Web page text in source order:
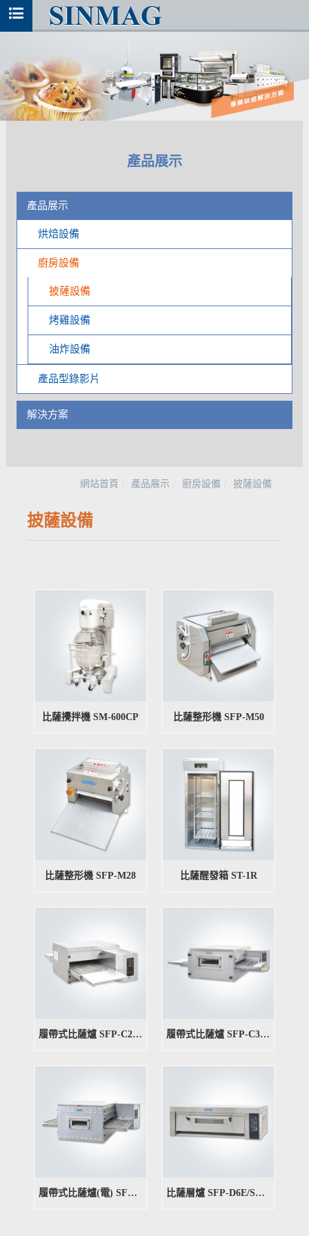
產品展示
產品展示
烘焙設備
廚房設備
披薩設備
烤雞設備
油炸設備
產品型錄影片
解決方案
網站首頁 產品展示 廚房設備 披薩設備
披薩設備
比薩攪拌機 SM-600CP 比薩整形機 SFP-M50
比薩整形機 SFP-M28 比薩醒發箱 ST-1R
履帶式比薩爐 SFP-C20EA 履帶式比薩爐 SFP-C36GA/SFP-C36EA
履帶式比薩爐(電) SFP-C40EA 比薩層爐 SFP-D6E/SFP-D9E